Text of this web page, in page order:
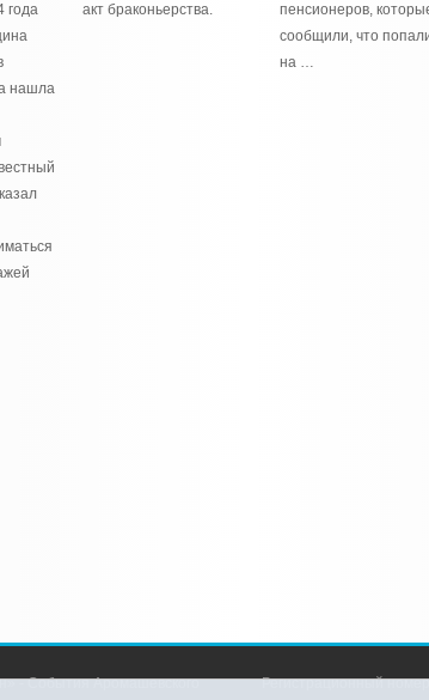
года
нашла
акт браконьерства.
пенсионеров,
сообщили, что
на …
- События Аромашевского Регистрационный